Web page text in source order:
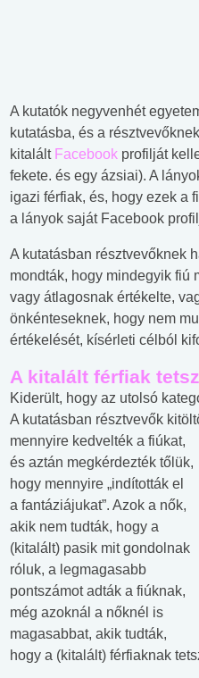
A kutatók negyvenhét
kutatásba, és a
kitalált Facebook profilját
fekete. és egy ázsiai). A
igazi férfiak, és, hogy ezek a
a lányok saját Facebook
A kutatásban résztvevőknek
mondták, hogy mindegyik fiú
vagy átlagosnak értékelte,
önkénteseknek, hogy nem
értékelését, kísérleti célból
A kitalált férfiak
Kiderült, hogy az utolsó
A kutatásban résztvevők
mennyire kedvelték a fiúkat,
és aztán megkérdezték tőlük,
hogy mennyire „indították el
a fantáziájukat”. Azok a nők,
akik nem tudták, hogy a
(kitalált) pasik mit gondolnak
róluk, a legmagasabb
pontszámot adták a fiúknak,
még azoknál a nőknél is
magasabbat, akik tudták,
hogy a (kitalált) férfiaknak